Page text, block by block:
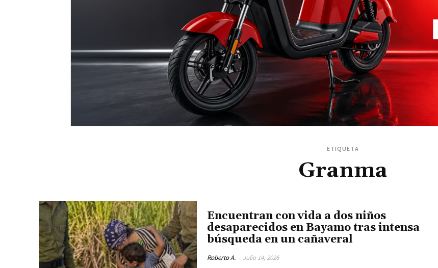
ETIQUETA
Granma
Encuentran con vida a dos niños
desaparecidos en Bayamo tras intensa
búsqueda en un cañaveral
Roberto A. - Julio 14, 2026